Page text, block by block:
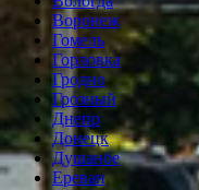
Воронеж
Гомель
Горловка
Гродно
Грозный
Днепр
Донецк
Душанбе
Ереван